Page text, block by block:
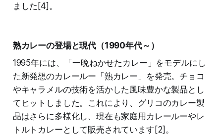
ました[4]。
熟カレーの登場と現代（1990年代～）
1995年には、「一晩ねかせたカレー」をモデルにし
た新発想のカレールー「熟カレー」を発売。チョコ
やキャラメルの技術を活かした風味豊かな製品とし
てヒットしました。これにより、グリコのカレー製
品はさらに多様化し、現在も家庭用カレールーやレ
トルトカレーとして販売されています[2]。